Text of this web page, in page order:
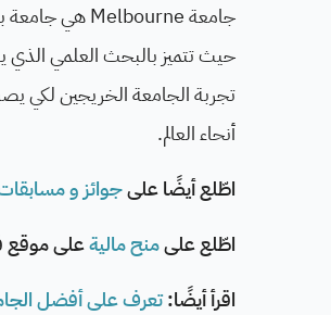
جامعة Melbourne هي جامعة بحثية عامة تقع بمدينة Melbourne في
حيث تتميز بالبحث العلمي الذي
تجربة الجامعة الخريجين لكي
أنحاء العالم.
اطّلع أيضًا علىجوائز و
اطّلع علىمنح ماليةعلى موقع
اقرأ أيضًا:تعرف على أفضل